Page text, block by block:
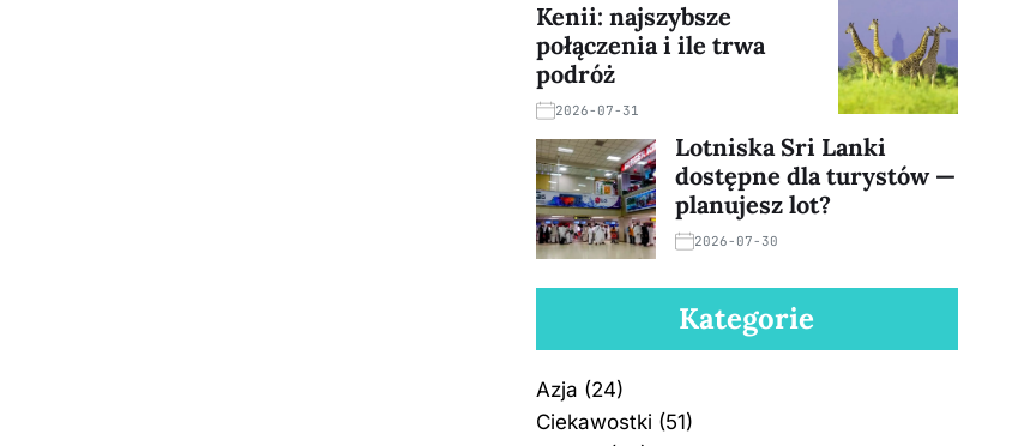
Kenii: najszybsze
połączenia i ile trwa
podróż
2026-07-31
Lotniska Sri Lanki
dostępne dla turystów —
planujesz lot?
2026-07-30
Kategorie
Azja (24)
Ciekawostki (51)